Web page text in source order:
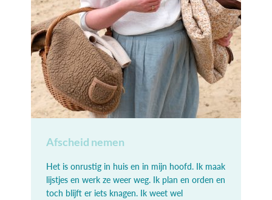
Afscheid nemen
Het is onrustig in huis en in mijn hoofd. Ik maak
lijstjes en werk ze weer weg. Ik plan en orden en
toch blijft er iets knagen. Ik weet wel